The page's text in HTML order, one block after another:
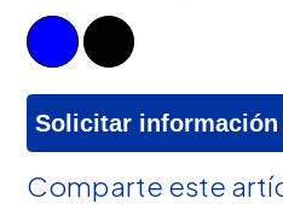
Solicitar
Comparte este